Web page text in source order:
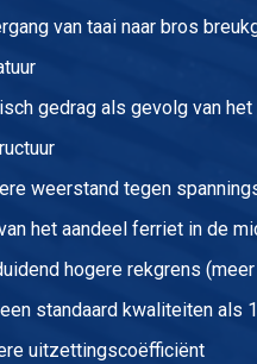
van taai naar bros
gedrag als gevolg van
weerstand tegen
het aandeel ferriet in de
hogere rekgrens
standaard kwaliteiten als
uitzettingscoëfficiënt